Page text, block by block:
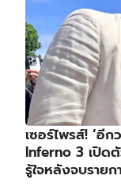
เซอร์ไพรส์! ‘อี
Inferno 3 เปิด
รู้ใจหลังจบรายก